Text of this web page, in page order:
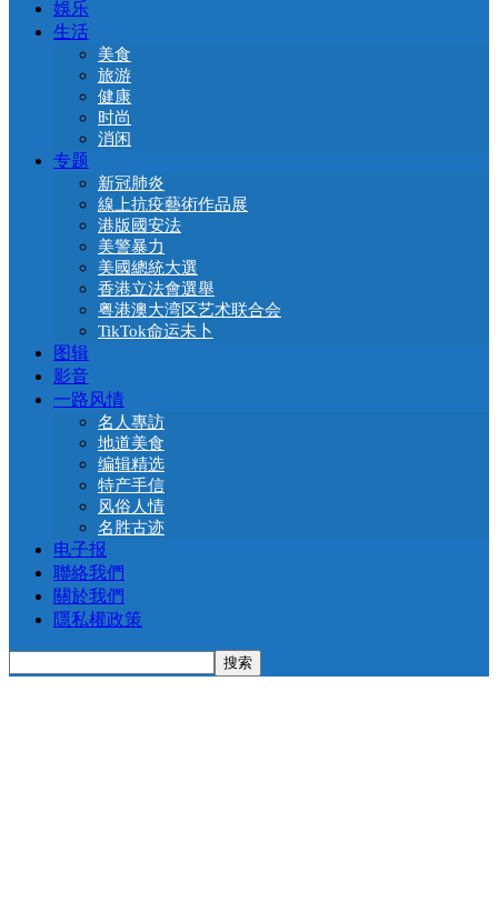
娛乐
生活
美食
旅游
健康
时尚
消闲
专题
新冠肺炎
線上抗疫藝術作品展
港版國安法
美警暴力
美國總統大選
香港立法會選舉
粤港澳大湾区艺术联合会
TikTok命运未卜
图辑
影音
一路风情
名人專訪
地道美食
编辑精选
特产手信
风俗人情
名胜古迹
电子报
聯絡我們
關於我們
隱私權政策